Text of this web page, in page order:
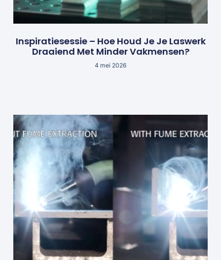
Inspiratiesessie – Hoe Houd Je Je Laswerk
Draaiend Met Minder Vakmensen?
4 mei 2026